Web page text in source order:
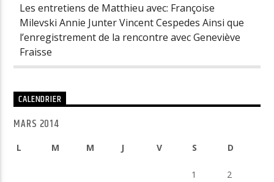
Les entretiens de Matthieu avec: Françoise
Milevski Annie Junter Vincent Cespedes Ainsi que
l’enregistrement de la rencontre avec Geneviève
Fraisse
CALENDRIER
MARS 2014
L M M J V S D
1
2